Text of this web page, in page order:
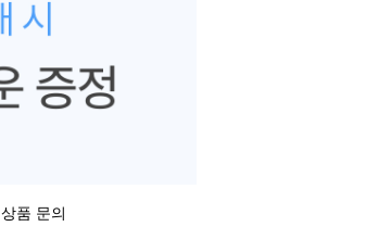
상품 문의